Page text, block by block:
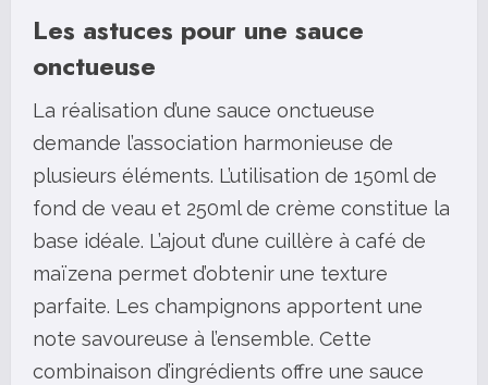
Les astuces pour une sauce
onctueuse
La réalisation d’une sauce onctueuse
demande l’association harmonieuse de
plusieurs éléments. L’utilisation de 150ml de
fond de veau et 250ml de crème constitue la
base idéale. L’ajout d’une cuillère à café de
maïzena permet d’obtenir une texture
parfaite. Les champignons apportent une
note savoureuse à l’ensemble. Cette
combinaison d’ingrédients offre une sauce